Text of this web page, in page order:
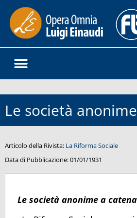
Le società
Articolo della Rivista: La Riforma Sociale
Data di Pubblicazione:01/01/1931
Le società anonime a catena